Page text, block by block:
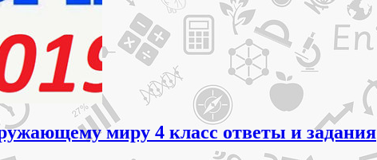
миру 4 класс ответы и задания